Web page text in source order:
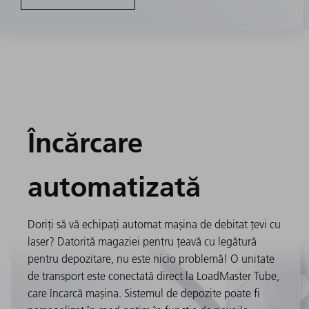
Încărcare
automatizată
Doriți să vă echipați automat mașina de debitat țevi cu
laser? Datorită magaziei pentru țeavă cu legătură
pentru depozitare, nu este nicio problemă! O unitate
de transport este conectată direct la LoadMaster Tube,
care încarcă mașina. Sistemul de depozite poate fi